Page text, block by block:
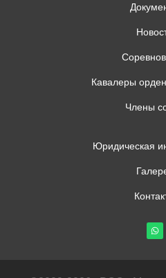
Кавалеры
Члены
Юридическая